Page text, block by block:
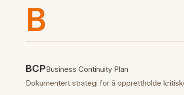
B
BCPBusiness Continuity Plan
Dokumentert strategi for å opprettholde